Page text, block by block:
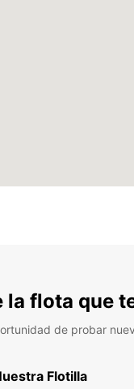
la flota que
de probar
Flotilla